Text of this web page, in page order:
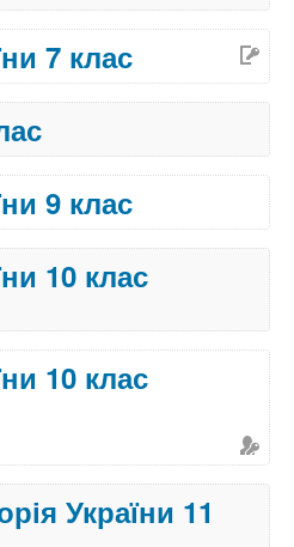
7 клас
9 клас
10 клас
10 клас
України 11